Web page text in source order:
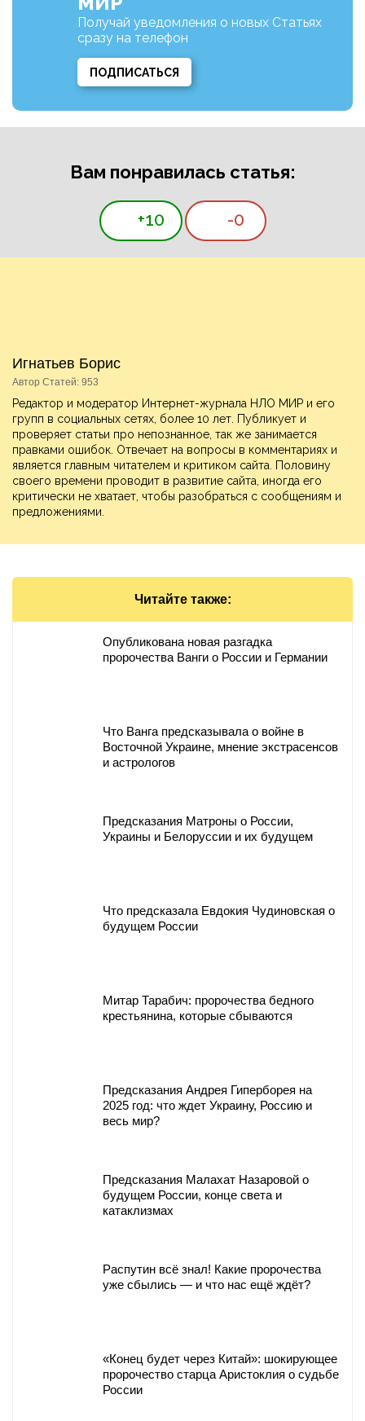
Получай уведомления о новых Статьях
сразу на телефон
ПОДПИСАТЬСЯ
Вам понравилась статья:
+10 -0
Игнатьев Борис
Автор Статей: 953
Редактор и модератор Интернет-журнала НЛО МИР и его
групп в социальных сетях, более 10 лет. Публикует и
проверяет статьи про непознанное, так же занимается
правками ошибок. Отвечает на вопросы в комментариях и
является главным читателем и критиком сайта. Половину
своего времени проводит в развитие сайта, иногда его
критически не хватает, чтобы разобраться с сообщениям и
предложениями.
Читайте также:
Опубликована новая разгадка
пророчества Ванги о России и Германии
Что Ванга предсказывала о войне в
Восточной Украине, мнение экстрасенсов
и астрологов
Предсказания Матроны о России,
Украины и Белоруссии и их будущем
Что предсказала Евдокия Чудиновская о
будущем России
Митар Тарабич: пророчества бедного
крестьянина, которые сбываются
Предсказания Андрея Гиперборея на
2025 год: что ждет Украину, Россию и
весь мир?
Предсказания Малахат Назаровой о
будущем России, конце света и
катаклизмах
Распутин всё знал! Какие пророчества
уже сбылись — и что нас ещё ждёт?
«Конец будет через Китай»: шокирующее
пророчество старца Аристоклия о судьбе
России